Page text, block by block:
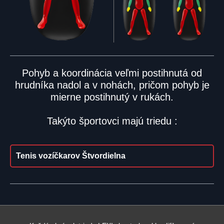
Pohyb a koordinácia veľmi postihnutá od
hrudníka nadol a v nohách, pričom pohyb je
mierne postihnutý v rukách.
Takýto športovci majú triedu :
Tenis vozíčkarov Štvordielna